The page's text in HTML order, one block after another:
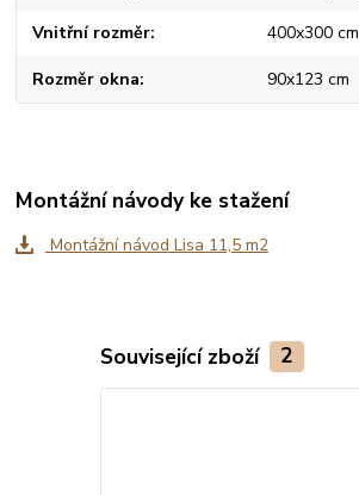
Vnitřní rozměr 400x300 cm
Rozměr okna 90x123 cm
Montážní návody ke stažení
Montážní návod Lisa 11,5 m2
Související zboží 2